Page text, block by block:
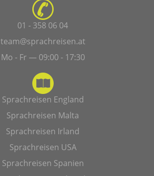
01 - 358 06 04
team@sprachreisen.at
Mo - Fr — 09:00 - 17:30
Sprachreisen England
Sprachreisen Malta
Sprachreisen Irland
Sprachreisen USA
Sprachreisen Spanien